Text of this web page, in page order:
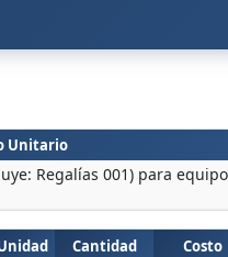
Unitario
Regalías 001) para
Cantidad Costo